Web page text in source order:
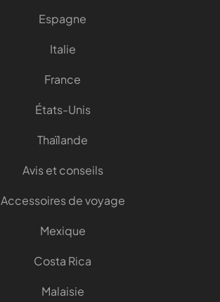
Espagne
Italie
France
États-Unis
Thaïlande
Avis et conseils
Accessoires de voyage
Mexique
Costa Rica
Malaisie